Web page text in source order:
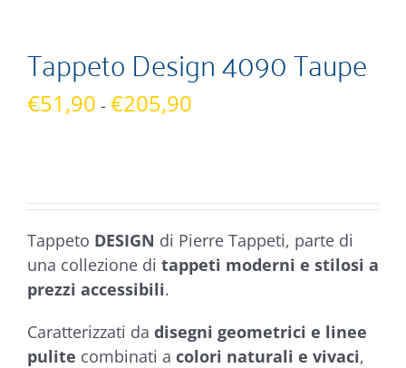
Tappeto Design 4090 Taupe
€51,90 - €205,90
€205,90
Tappeto DESIGN di Pierre Tappeti, parte di
una collezione di tappeti moderni e stilosi a
prezzi accessibili.
Caratterizzati da disegni geometrici e linee
pulite combinati a colori naturali e vivaci,